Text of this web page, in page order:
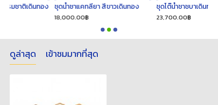
ทอง ชุดน้ำชาแคทลียา สีขาวเดินทอง ชุดโต๊น้ำชาชบาเดินทองสีธรรมชาติ
ดูล่าสุด เข้าชมมากที่สุด